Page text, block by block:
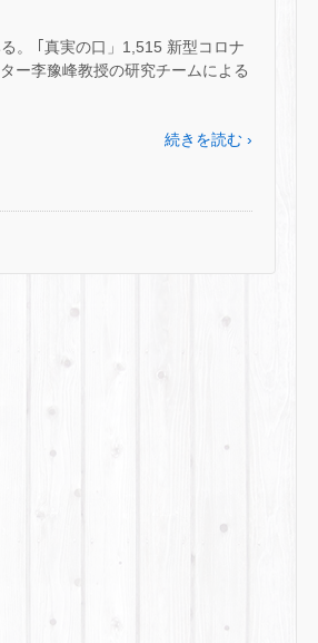
。 ｢真実の口」1,515 新型コロナ
ー李豫峰教授の研究チームによる
続きを読む ›